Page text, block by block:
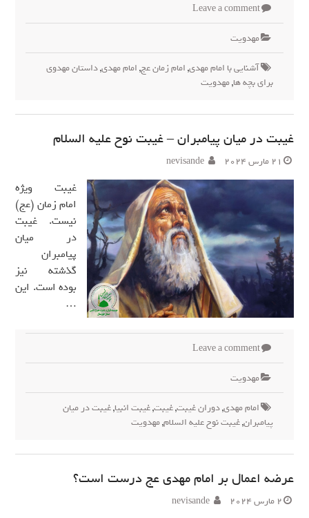
Leave a comment
مهدويت
آشنایی با امام مهدی,امام زمان عج,امام مهدی,داستان مهدوی
برای بچه ها,مهدویت
غیبت در میان پیامبران – غیبت نوح علیه السلام
21 مارس 2024 nevisande
غیبت ویژه
امام زمان (عج)
نیست. غیبت
در میان
پیامبران
گذشته نیز
بوده است. این
…
Leave a comment
مهدويت
امام مهدی,دوران غیبت,غیبت,غیبت انبیا,غیبت در میان
پیامبران,غیبت نوح علیه السلام,مهدویت
عرضه اعمال بر امام مهدی عج درست است؟
2 مارس 2024 nevisande